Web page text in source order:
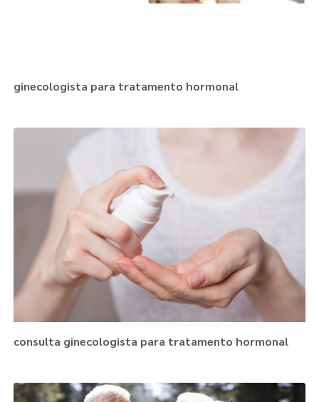
ginecologista para tratamento hormonal
consulta ginecologista para tratamento hormonal